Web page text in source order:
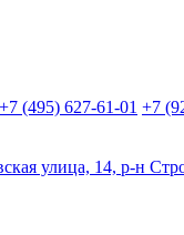
+7 (495) 627-61-01 +7
улица, 14, р-н